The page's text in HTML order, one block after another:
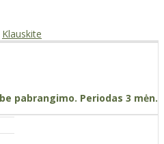
Klauskite
pabrangimo. Periodas 3 mėn.